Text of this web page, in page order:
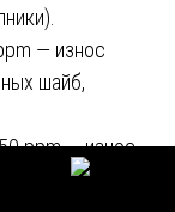
— износ
шайб,
ppm — износ
или